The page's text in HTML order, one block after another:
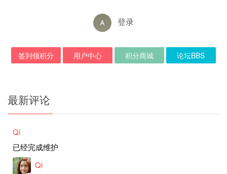
登录
签到领积分 用户中心 积分商城 论坛BBS
最新评论
Qi
已经完成维护
Qi